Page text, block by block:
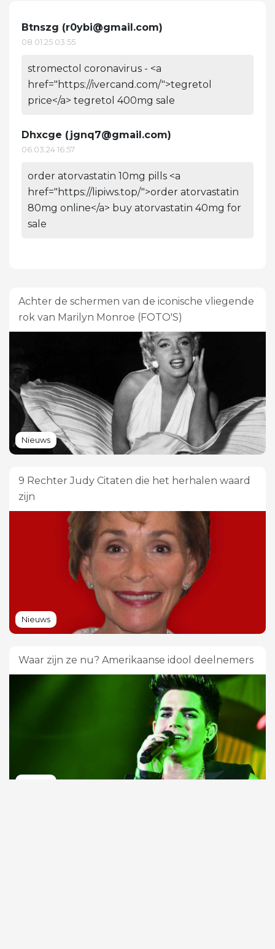
Btnszg (r0ybi@gmail.com)
08.01.25 03:55
stromectol coronavirus - <a
href="https://ivercand.com/">tegretol
price</a> tegretol 400mg sale
Dhxcge (jgnq7@gmail.com)
06.03.24 16:57
order atorvastatin 10mg pills <a
href="https://lipiws.top/">order atorvastatin
80mg online</a> buy atorvastatin 40mg for
sale
Achter de schermen van de iconische vliegende
rok van Marilyn Monroe (FOTO'S)
Nieuws
9 Rechter Judy Citaten die het herhalen waard
zijn
Nieuws
Waar zijn ze nu? Amerikaanse idool deelnemers